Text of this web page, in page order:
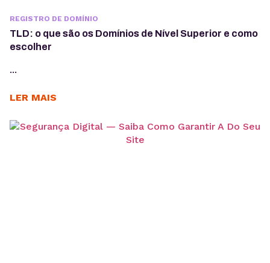
REGISTRO DE DOMÍNIO
TLD: o que são os Domínios de Nível Superior e como
escolher
...
LER MAIS